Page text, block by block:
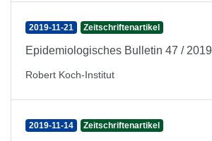
2019-11-21 Zeitschriftenartikel
Epidemiologisches Bulletin 47 / 2019
Robert Koch-Institut
2019-11-14 Zeitschriftenartikel